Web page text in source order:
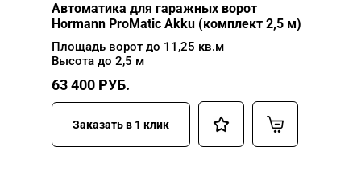
Автоматика для гаражных ворот
Hormann ProMatic Akku (комплект 2,5 м)
Площадь ворот до 11,25 кв.м
Высота до 2,5 м
63 400 РУБ.
Заказать в 1 клик